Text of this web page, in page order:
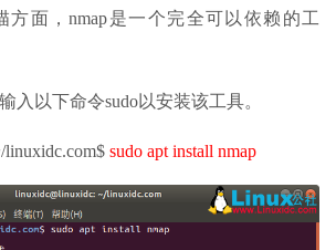
方面，nmap是一个完全可以依赖的工
入以下命令sudo以安装该工具。
sudo apt install nmap